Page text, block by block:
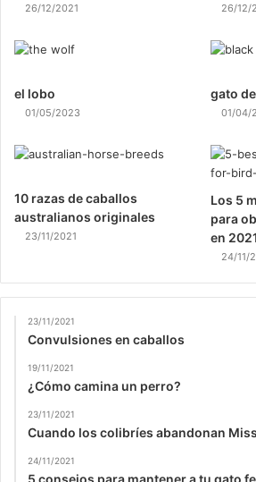
26/12/2021 26/12/
el lobo
01/05/2023
gato
01/04/
10 razas de caballos
australianos originales
23/11/2021
Los 5
para
en 2021
24/11/
23/11/2021
Convulsiones en caballos
19/11/2021
¿Cómo camina un perro?
23/11/2021
Cuando los colibríes abandonan
24/11/2021
5 consejos para mantener a tu gato